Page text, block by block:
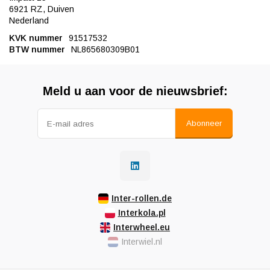
6921 RZ, Duiven
Nederland
KVK nummer
91517532
BTW nummer
NL865680309B01
Meld u aan voor de nieuwsbrief:
Abonneer
Inter-rollen.de
Interkola.pl
Interwheel.eu
Interwiel.nl